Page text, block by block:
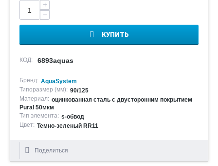
+
−
КУПИТЬ
КОД: 6893aquas
Бренд: AquaSystem
Типоразмер (мм): 90/125
Материал: оцинкованная сталь с двусторонним покрытием
Pural 50мкм
Тип элемента: s-обвод
Цвет: Темно-зеленый RR11
Поделиться